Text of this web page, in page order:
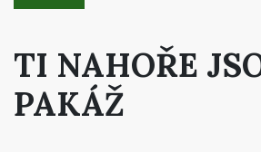
TI NAHOŘE
PAKÁŽ